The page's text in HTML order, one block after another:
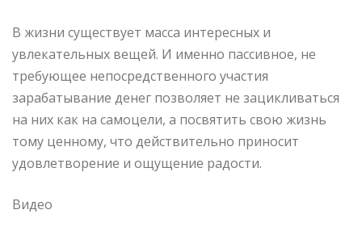
В жизни существует масса интересных и
увлекательных вещей. И именно пассивное, не
требующее непосредственного участия
зарабатывание денег позволяет не зацикливаться
на них как на самоцели, а посвятить свою жизнь
тому ценному, что действительно приносит
удовлетворение и ощущение радости.
Видео